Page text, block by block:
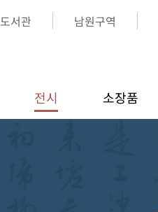
도서관 남원구역
전시 소장품